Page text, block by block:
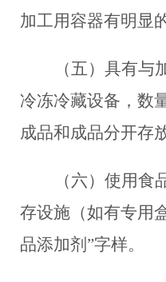
加工用容器有明显
（五）具有与
冷冻冷藏设备，数
成品和成品分开存放
（六）使用食
存设施（如有专用
品添加剂”字样。